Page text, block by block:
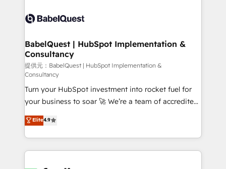
accreditations with HubSpot.
custom API integrations • AI governance for
Boutique 'Elite' team of 12 • 150+ clients across Sales
Hub, Marketing Hub, Service Hub, Data Hub and
CMS • ISO/IEC 27001:2022, ISO 9001:2015, and ISO
42001:2023 certified - the AI management standard •
GuardHub: our AI governance framework, built on
ISO 42001 Ready for the next step? Click the 👈
'𝗖𝗼𝗻𝘁𝗮𝗰𝘁 𝗯𝘂𝘀𝗶𝗻𝗲𝘀𝘀' button to get in touch (𝘸𝘦'𝘳𝘦
𝘴𝘶𝘱𝘦𝘳 𝘳𝘦𝘴𝘱𝘰𝘯𝘴𝘪𝘷𝘦)
BabelQuest | HubSpot Implementation &
Consultancy
提供元：BabelQuest | HubSpot Implementation &
Consultancy
Turn your HubSpot investment into rocket fuel for
your business to soar 🚀 We’re a team of accredited
HubSpot experts ready to help you. We can
implement the platform into complex business
environments, optimise what you've got and make
sure you can actually use it, build your website in
Elite4.9